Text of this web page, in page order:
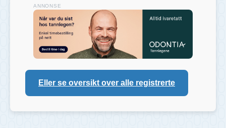
ANNONSE
Eller se oversikt over alle registrerte